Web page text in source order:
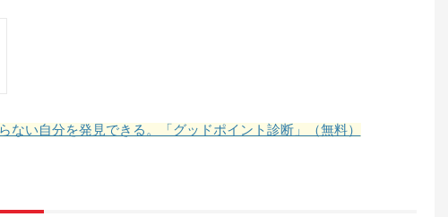
ない自分を発見できる。「グッドポイント診断」（無料）